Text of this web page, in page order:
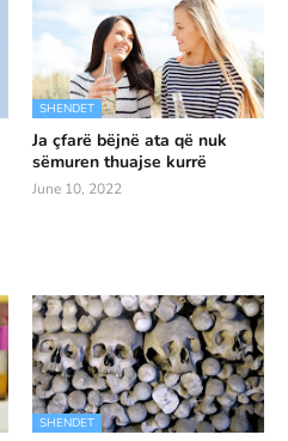
SHENDET
Ja çfarë bëjnë ata që nuk
sëmuren thuajse kurrë
June 10, 2022
SHENDET